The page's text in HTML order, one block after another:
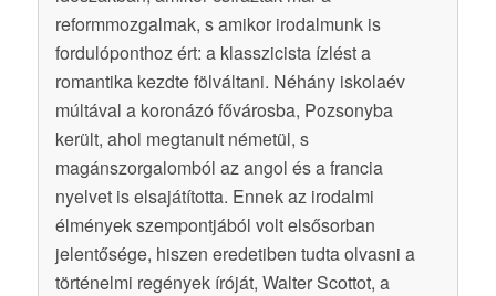
reformmozgalmak, s amikor irodalmunk is
fordulóponthoz ért: a klasszicista ízlést a
romantika kezdte fölváltani. Néhány iskolaév
múltával a koronázó fővárosba, Pozsonyba
került, ahol megtanult németül, s
magánszorgalomból az angol és a francia
nyelvet is elsajátította. Ennek az irodalmi
élmények szempontjából volt elsősorban
jelentősége, hiszen eredetiben tudta olvasni a
történelmi regények íróját, Walter Scottot, a